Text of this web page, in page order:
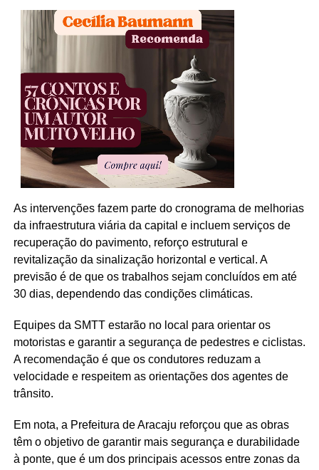
As intervenções fazem parte do cronograma de melhorias
da infraestrutura viária da capital e incluem serviços de
recuperação do pavimento, reforço estrutural e
revitalização da sinalização horizontal e vertical. A
previsão é de que os trabalhos sejam concluídos em até
30 dias, dependendo das condições climáticas.
Equipes da SMTT estarão no local para orientar os
motoristas e garantir a segurança de pedestres e ciclistas.
A recomendação é que os condutores reduzam a
velocidade e respeitem as orientações dos agentes de
trânsito.
Em nota, a Prefeitura de Aracaju reforçou que as obras
têm o objetivo de garantir mais segurança e durabilidade
à ponte, que é um dos principais acessos entre zonas da